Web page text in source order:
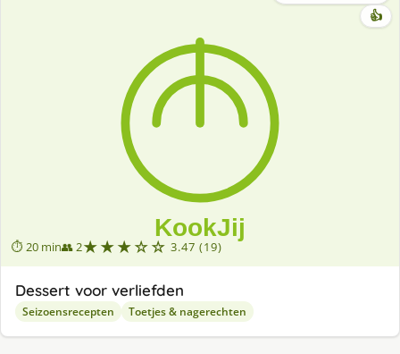
⏱ 20 min👥 2★★★☆☆ 3.47 (19)
👍
Dessert voor verliefden
Seizoensrecepten Toetjes & nagerechten